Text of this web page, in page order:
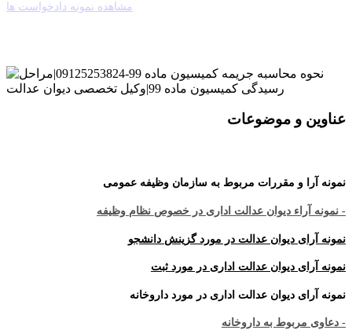
مشاهده نمونه دادخواست ها
عناوین و موضوعات
نمونه آرا و مقررات مربوط به سازمان وظیفه عمومی
- نمونه آراء دیوان عدالت اداری در خصوص نظام وظیفه
نمونه آرای دیوان عدالت در مورد گزینش دانشجو
نمونه آرای دیوان عدالت اداری در مورد ثبت
نمونه آرای دیوان عدالت اداری در مورد داروخانه
- دعاوی مربوط به داروخانه